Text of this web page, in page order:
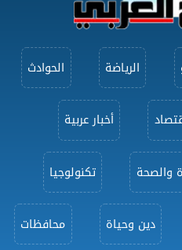
الرياضة الحوادث
أخبار عربية
والصحة تكنولوجيا
دين وحياة محافظات